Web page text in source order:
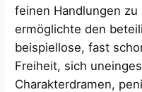
feinen Handlungen zu
ermöglichte den
beispiellose, fast
Freiheit, sich
Charakterdramen,